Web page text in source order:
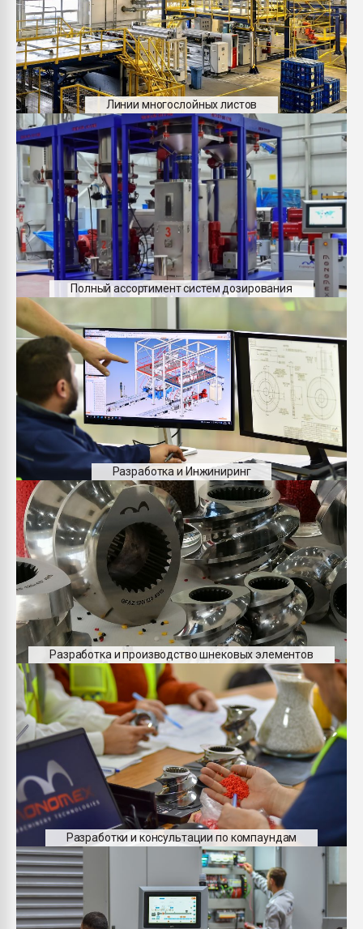
Линии многослойных листов
Полный ассортимент систем дозирования
Разработка и Инжиниринг
Разработка и производство шнековых элементов
Разработки и консультации по компаундам